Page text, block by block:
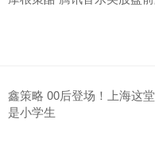
鑫策略 00后登场！上海这
是小学生